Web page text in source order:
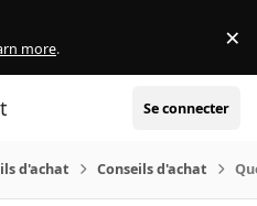
more. ×
Se connecter
d'achat Conseils d'achat